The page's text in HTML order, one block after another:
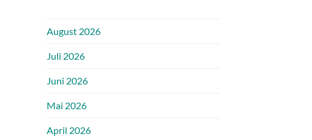
August 2026
Juli 2026
Juni 2026
Mai 2026
April 2026